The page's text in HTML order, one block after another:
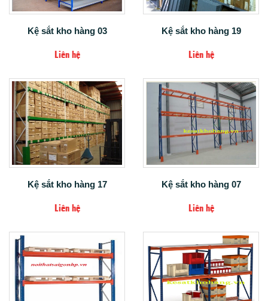
Kệ sắt kho hàng 03
Liên hệ
Kệ sắt kho hàng 19
Liên hệ
Kệ sắt kho hàng 17
Liên hệ
Kệ sắt kho hàng 07
Liên hệ